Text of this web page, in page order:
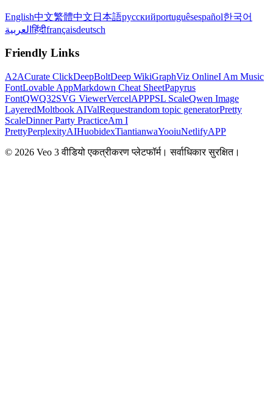
English中文繁體中文 日本語русскийportuguêsespañol한국어
العربيةहिंदीfrançaisdeutsch
Friendly Links
A2ACurate ClickDeepBoltDeep WikiGraphViz OnlineI Am Music
FontLovable AppMarkdown Cheat SheetPapyrus
FontQWQ32SVG ViewerVercelAPPPSL ScaleQwen Image
LayeredMoltbook AIValRequestrandom topic generatorPretty
ScaleDinner Party PracticeAm I
PrettyPerplexityAIHuobidexTiantianwaYooiuNetlifyAPP
© 2026 Veo 3 वीडियो एकत्रीकरण प्लेटफॉर्म। सर्वाधिकार सुरक्षित।